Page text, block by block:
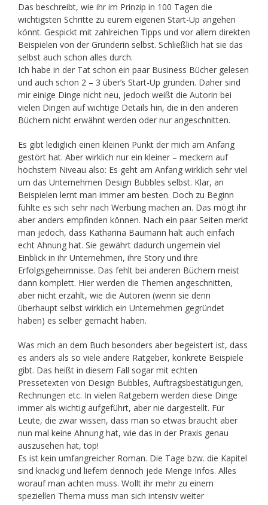
Das beschreibt, wie ihr im Prinzip in 100 Tagen die
wichtigsten Schritte zu eurem eigenen Start-Up angehen
könnt. Gespickt mit zahlreichen Tipps und vor allem direkten
Beispielen von der Gründerin selbst. Schließlich hat sie das
selbst auch schon alles durch.
Ich habe in der Tat schon ein paar Business Bücher gelesen
und auch schon 2 – 3 über’s Start-Up gründen. Daher sind
mir einige Dinge nicht neu, jedoch weißt die Autorin bei
vielen Dingen auf wichtige Details hin, die in den anderen
Büchern nicht erwähnt werden oder nur angeschnitten.
Es gibt lediglich einen kleinen Punkt der mich am Anfang
gestört hat. Aber wirklich nur ein kleiner – meckern auf
höchstem Niveau also: Es geht am Anfang wirklich sehr viel
um das Unternehmen Design Bubbles selbst. Klar, an
Beispielen lernt man immer am besten. Doch zu Beginn
fühlte es sich sehr nach Werbung machen an. Das mögt ihr
aber anders empfinden können. Nach ein paar Seiten merkt
man jedoch, dass Katharina Baumann halt auch einfach
echt Ahnung hat. Sie gewährt dadurch ungemein viel
Einblick in ihr Unternehmen, ihre Story und ihre
Erfolgsgeheimnisse. Das fehlt bei anderen Büchern meist
dann komplett. Hier werden die Themen angeschnitten,
aber nicht erzählt, wie die Autoren (wenn sie denn
überhaupt selbst wirklich ein Unternehmen gegründet
haben) es selber gemacht haben.
Was mich an dem Buch besonders aber begeistert ist, dass
es anders als so viele andere Ratgeber, konkrete Beispiele
gibt. Das heißt in diesem Fall sogar mit echten
Pressetexten von Design Bubbles, Auftragsbestätigungen,
Rechnungen etc. In vielen Ratgebern werden diese Dinge
immer als wichtig aufgeführt, aber nie dargestellt. Für
Leute, die zwar wissen, dass man so etwas braucht aber
nun mal keine Ahnung hat, wie das in der Praxis genau
auszusehen hat, top!
Es ist kein umfangreicher Roman. Die Tage bzw. die Kapitel
sind knackig und liefern dennoch jede Menge Infos. Alles
worauf man achten muss. Wollt ihr mehr zu einem
speziellen Thema muss man sich intensiv weiter